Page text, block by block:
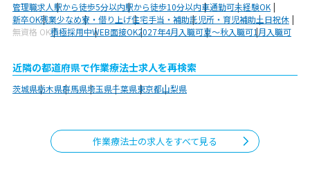
管理職求人駅から徒歩5分以内駅から徒歩10分以内車通勤可未経験OK
新卒OK残業少なめ寮・借り上げ住宅手当・補助託児所・育児補助土日祝休
無資格 OK積極採用中WEB面接OK2027年4月入職可夏～秋入職可1月入職可
近隣の都道府県で作業療法士求人を再検索
茨城県栃木県群馬県埼玉県千葉県東京都山梨県
作業療法士の求人をすべて見る